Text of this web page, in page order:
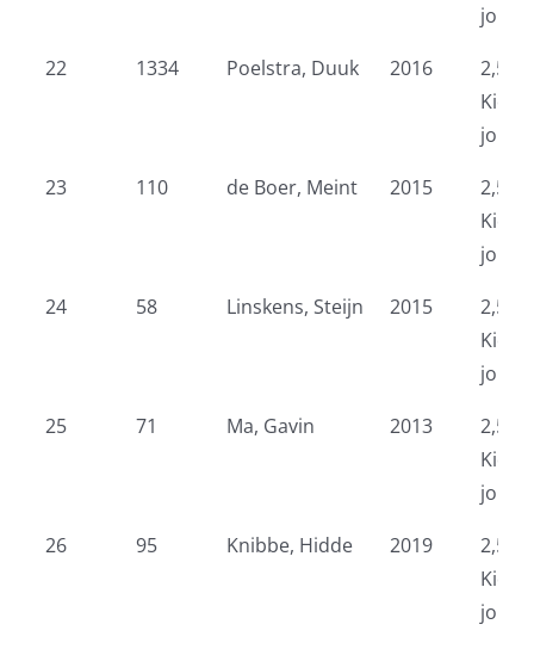
22
1334 Poelstra, Duuk 2016
2,5
23
110 de Boer, Meint 2015
2,5
24
58 Linskens, Steijn 2015
2,5
25
71 Ma, Gavin 2013
2,5
26
95 Knibbe, Hidde 2019
2,5